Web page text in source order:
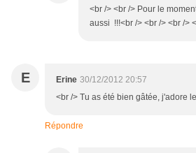
<br /> <br /> Pour le
aussi !!!<br /> <br /> <br />
E Erine 30/12/2012 20:57
<br /> Tu as été bien gâtée, j'adore
Répondre